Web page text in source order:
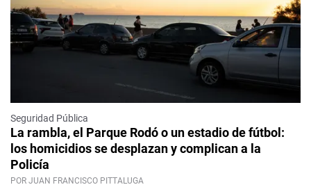
Seguridad Pública
La rambla, el Parque Rodó o un estadio de fútbol:
los homicidios se desplazan y complican a la
Policía
POR JUAN FRANCISCO PITTALUGA